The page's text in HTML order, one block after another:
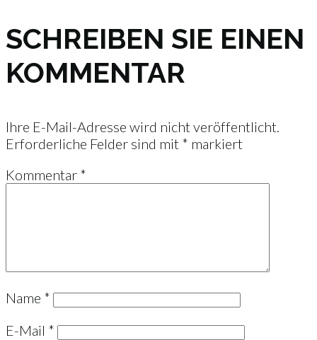
SCHREIBEN SIE EINEN
KOMMENTAR
Ihre E-Mail-Adresse wird nicht veröffentlicht.
Erforderliche Felder sind mit * markiert
Kommentar *
Name *
E-Mail *